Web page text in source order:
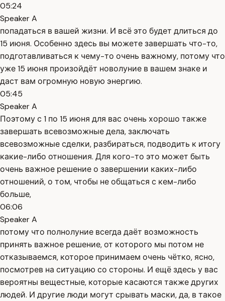
05:24
Speaker A
попадаться в вашей жизни. И всё это будет длиться до
15 июня. Особенно здесь вы можете завершать что-то,
подготавливаться к чему-то очень важному, потому что
уже 15 июня произойдёт новолуние в вашем знаке и
даст вам огромную новую энергию.
05:45
Speaker A
Поэтому с 1 по 15 июня для вас очень хорошо также
завершать всевозможные дела, заключать
всевозможные сделки, разбираться, подводить к итогу
какие-либо отношения. Для кого-то это может быть
очень важное решение о завершении каких-либо
отношений, о том, чтобы не общаться с кем-либо
больше,
06:06
Speaker A
потому что полнолуние всегда даёт возможность
принять важное решение, от которого мы потом не
отказываемся, которое принимаем очень чётко, ясно,
посмотрев на ситуацию со стороны. И ещё здесь у вас
вероятны вещестные, которые касаются также других
людей. И другие люди могут срывать маски, да, в такое